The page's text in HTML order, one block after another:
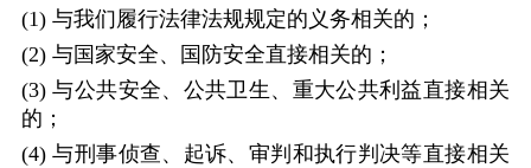
(1) 与我们履行法律法规规定的义务相关的；
(2) 与国家安全、国防安全直接相关的；
(3)与公共安全、公共卫生、重大公共利益直接相关
的；
(4)与刑事侦查、起诉、审判和执行判决等直接相关